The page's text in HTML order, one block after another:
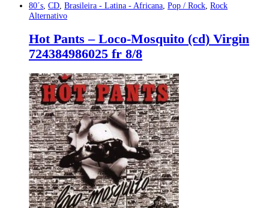
80´s, CD, Brasileira - Latina - Africana, Pop / Rock, Rock
Alternativo
Hot Pants – Loco-Mosquito (cd) Virgin
724384986025 fr 8/8